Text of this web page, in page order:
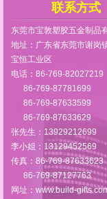
联系方式
东莞市宝敦塑胶五金制品
地址：广东省东莞市谢岗
宝恒工业区
电话：86-769-82027219
86-769-87781699
86-769-87633599
86-769-87633629
张先生：13929212699
李小姐：13129452569
传真：86-769-87633623
86-769-87127763
网址： www.build-